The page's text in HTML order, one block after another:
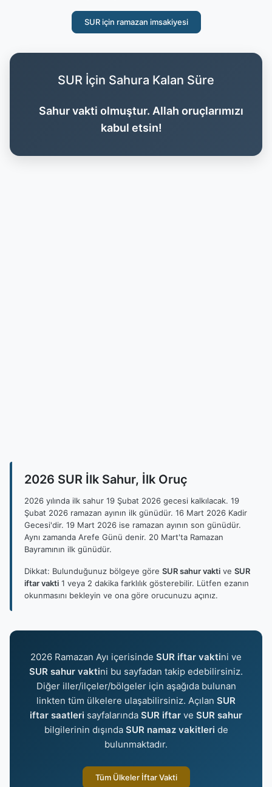
SUR için ramazan imsakiyesi
SUR İçin Sahura Kalan Süre
Sahur vakti olmuştur. Allah oruçlarımızı
kabul etsin!
2026 SUR İlk Sahur, İlk Oruç
2026 yılında ilk sahur 19 Şubat 2026 gecesi kalkılacak. 19
Şubat 2026 ramazan ayının ilk günüdür. 16 Mart 2026 Kadir
Gecesi'dir. 19 Mart 2026 ise ramazan ayının son günüdür.
Aynı zamanda Arefe Günü denir. 20 Mart'ta Ramazan
Bayramının ilk günüdür.
Dikkat: Bulunduğunuz bölgeye göre SUR sahur vakti ve SUR
iftar vakti 1 veya 2 dakika farklılık gösterebilir. Lütfen ezanın
okunmasını bekleyin ve ona göre orucunuzu açınız.
2026 Ramazan Ayı içerisinde SUR iftar vaktini ve
SUR sahur vaktini bu sayfadan takip edebilirsiniz.
Diğer iller/ilçeler/bölgeler için aşağıda bulunan
linkten tüm ülkelere ulaşabilirsiniz. Açılan SUR
iftar saatleri sayfalarında SUR iftar ve SUR sahur
bilgilerinin dışında SUR namaz vakitleri de
bulunmaktadır.
Tüm Ülkeler İftar Vakti